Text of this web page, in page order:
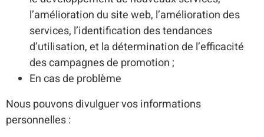
l’amélioration du site web, l’amélioration des
services, l’identification des tendances
d’utilisation, et la détermination de l’efficacité
des campagnes de promotion ;
En cas de problème
Nous pouvons divulguer vos informations
personnelles :